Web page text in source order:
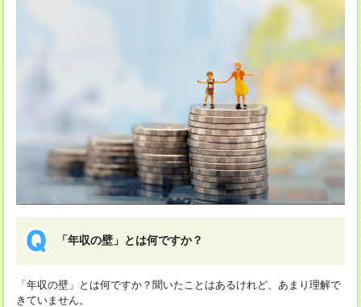
「年収の壁」とは何ですか？
「年収の壁」とは何ですか？聞いたことはあるけれど、あまり理解で
きていません。